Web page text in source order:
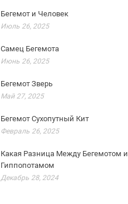
Бегемот и Человек
Июль 26, 2025
Самец Бегемота
Июнь 26, 2025
Бегемот Зверь
Май 27, 2025
Бегемот Сухопутный Кит
Февраль 26, 2025
Какая Разница Между Бегемотом и
Гиппопотамом
Декабрь 28, 2024